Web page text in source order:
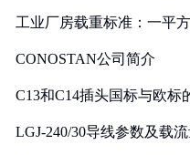
工业厂房载重标准：一平
CONOSTAN公司简介
C13和C14插头国标与欧标
LGJ-240/30导线参数及载